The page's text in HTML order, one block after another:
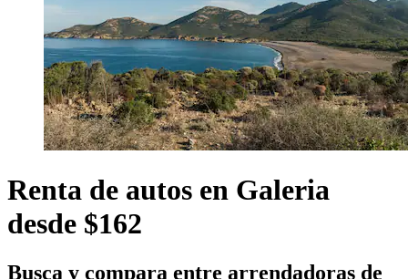
Renta de autos en Galeria
desde $162
Busca y compara entre arrendadoras de